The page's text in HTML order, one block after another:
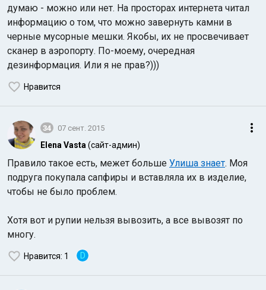
думаю - можно или нет. На просторах интернета читал
информацию о том, что можно завернуть камни в
черные мусорные мешки. Якобы, их не просвечивает
сканер в аэропорту. По-моему, очередная
дезинформация. Или я не прав?)))
Нравится
34 07 сент. 2015
Elena Vasta (сайт-админ)
Правило такое есть, межет больше Улиша знает. Моя
подруга покупала сапфиры и вставляла их в изделие,
чтобы не было проблем.
Хотя вот и рупии нельзя вывозить, а все вывозят по
многу.
Нравится: 1 D